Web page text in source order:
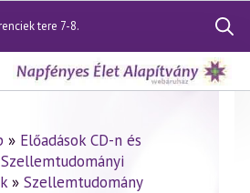
tere 7-8.
Search
for:
» Előadások CD-n és
Szellemtudományi
» Szellemtudomány